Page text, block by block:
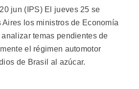
jun (IPS) El jueves 25 se
Aires los ministros de Economía
temas pendientes de
el régimen automotor
de Brasil al azúcar.